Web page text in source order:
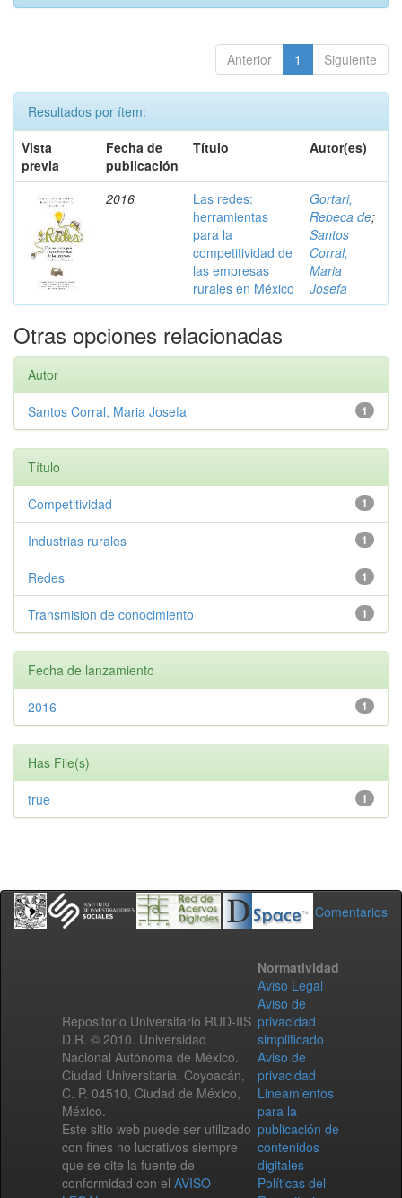
Anterior 1 Siguiente
Resultados por ítem:
Vista
previa
Fecha de
publicación
Título Autor(es)
2016
Las redes:
herramientas
para la
competitividad de
las empresas
rurales en México
Gortari,
Rebeca de;
Santos
Corral,
Maria
Josefa
Otras opciones relacionadas
Autor
1
Santos Corral, Maria Josefa
Título
1
Competitividad
1
Industrias rurales
1
Redes
1
Transmision de conocimiento
Fecha de lanzamiento
1
2016
Has File(s)
1
true
Comentarios
Repositorio Universitario RUD-IIS
D.R. © 2010. Universidad
Nacional Autónoma de México.
Ciudad Universitaria, Coyoacán,
C. P. 04510, Ciudad de México,
México.
Este sitio web puede ser utilizado
con fines no lucrativos siempre
que se cite la fuente de
conformidad con el AVISO
Normatividad
Aviso Legal
Aviso de
privacidad
simplificado
Aviso de
privacidad
Lineamientos
para la
publicación de
contenidos
digitales
Políticas del